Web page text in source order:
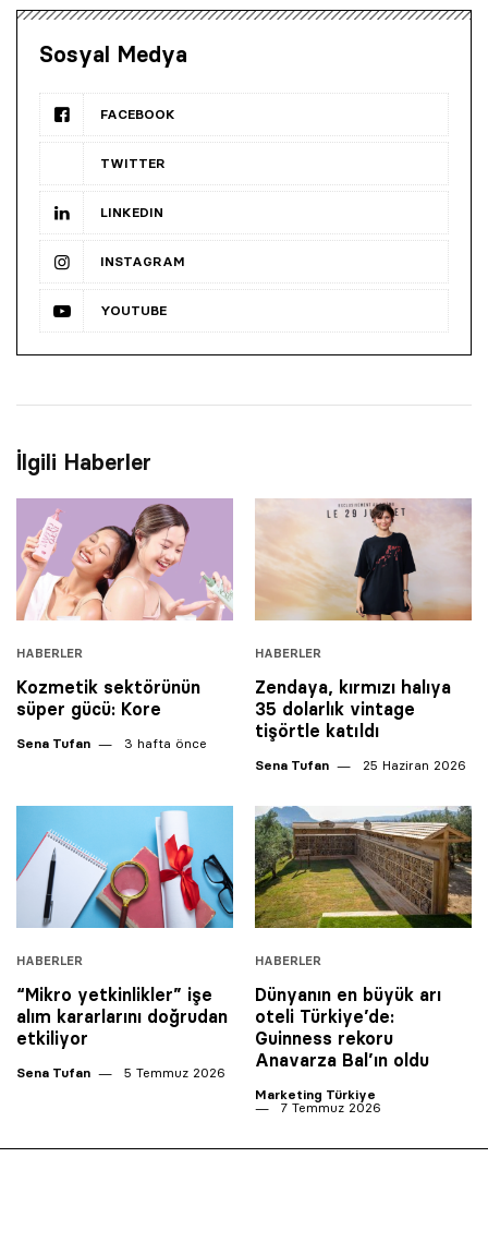
Sosyal Medya
FACEBOOK
TWITTER
LINKEDIN
INSTAGRAM
YOUTUBE
İlgili Haberler
HABERLER
Kozmetik sektörünün
süper gücü: Kore
Sena Tufan 3 hafta önce
HABERLER
Zendaya, kırmızı halıya
35 dolarlık vintage
tişörtle katıldı
Sena Tufan 25 Haziran 2026
HABERLER
“Mikro yetkinlikler” işe
alım kararlarını doğrudan
etkiliyor
Sena Tufan 5 Temmuz 2026
HABERLER
Dünyanın en büyük arı
oteli Türkiye’de:
Guinness rekoru
Anavarza Bal’ın oldu
Marketing Türkiye
7 Temmuz 2026